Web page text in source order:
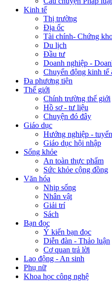
Kinh tế
Thị trường
Địa ốc
Tài chính- Chứng
Du lịch
Đầu tư
Doanh nghiệp -
Chuyển động kinh
Đa phương tiện
Thế giới
Chính trường thế giới
Hồ sơ - tư liệu
Chuyện đó đây
Giáo dục
Hướng nghiệp -
Giáo dục hội nhập
Sống khỏe
An toàn thực phẩm
Sức khỏe cộng đồng
Văn hóa
Nhịp sống
Nhân vật
Giải trí
Sách
Bạn đọc
Ý kiến bạn đọc
Diễn đàn - Thảo luận
Cơ quan trả lời
Lao động - An sinh
Phụ nữ
Khoa học công nghệ